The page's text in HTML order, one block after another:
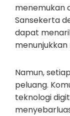
menemukan
Sansekerta
dapat
Namun,
peluang.
teknologi